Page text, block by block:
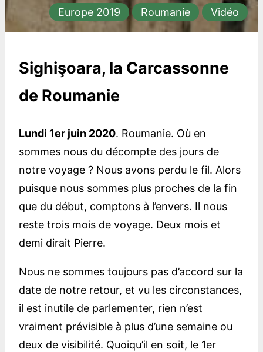
Europe 2019 Roumanie Vidéo
Sighişoara, la Carcassonne
de Roumanie
Lundi 1er juin 2020. Roumanie. Où en
sommes nous du décompte des jours de
notre voyage ? Nous avons perdu le fil. Alors
puisque nous sommes plus proches de la fin
que du début, comptons à l’envers. Il nous
reste trois mois de voyage. Deux mois et
demi dirait Pierre.
Nous ne sommes toujours pas d’accord sur la
date de notre retour, et vu les circonstances,
il est inutile de parlementer, rien n’est
vraiment prévisible à plus d’une semaine ou
deux de visibilité. Quoiqu’il en soit, le 1er